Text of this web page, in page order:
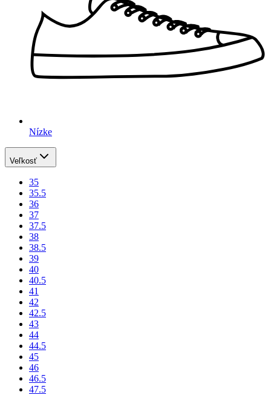
Nízke
Veľkosť
35
35.5
36
37
37.5
38
38.5
39
40
40.5
41
42
42.5
43
44
44.5
45
46
46.5
47.5